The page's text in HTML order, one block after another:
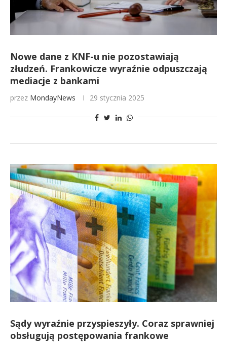
Nowe dane z KNF-u nie pozostawiają
złudzeń. Frankowicze wyraźnie odpuszczają
mediacje z bankami
przez MondayNews 29 stycznia 2025
Sądy wyraźnie przyspieszyły. Coraz sprawniej
obsługują postępowania frankowe